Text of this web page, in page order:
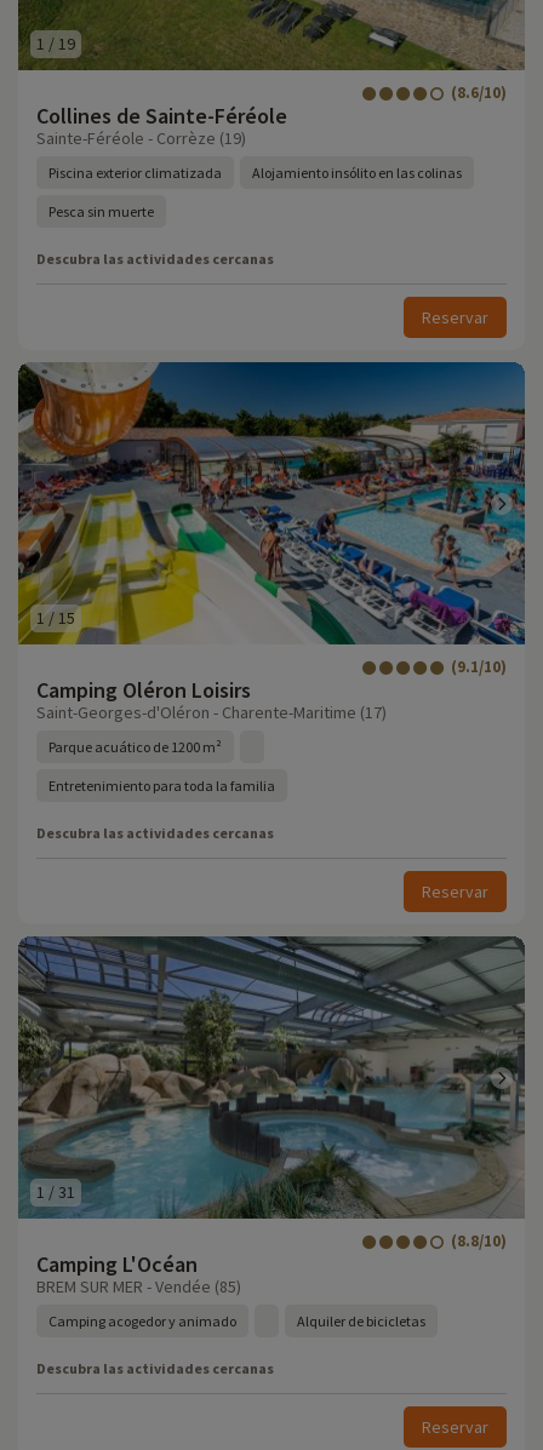
1 / 19
Collines de Sainte-Féréole
(8.6/10)
Sainte-Féréole - Corrèze (19)
Piscina exterior climatizada Alojamiento insólito en las colinas
Pesca sin muerte
Descubra las actividades cercanas
Reservar
1/15
Camping Oléron Loisirs
(9.1/10)
Saint-Georges-d'Oléron - Charente-Maritime (17)
Parque acuático de 1200 m²
Entretenimiento para toda la familia
Descubra las actividades cercanas
Reservar
1 /31
Camping L'Océan
(8.8/10)
BREM SUR MER - Vendée (85)
Camping acogedor y animado Alquiler de bicicletas
Descubra las actividades cercanas
Reservar